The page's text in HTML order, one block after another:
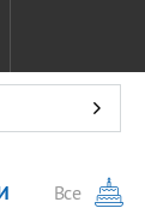
Все